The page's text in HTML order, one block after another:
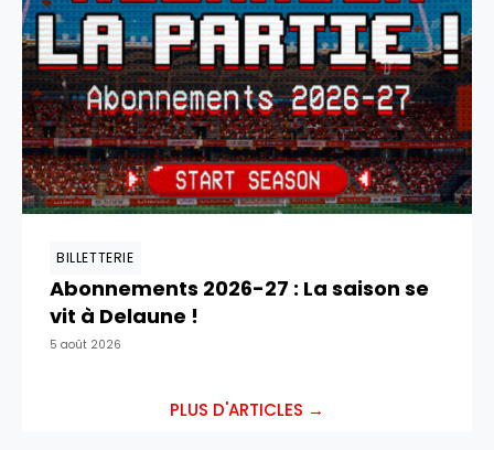
BILLETTERIE
Abonnements 2026-27 : La saison se
vit à Delaune !
5 août 2026
PLUS D'ARTICLES →